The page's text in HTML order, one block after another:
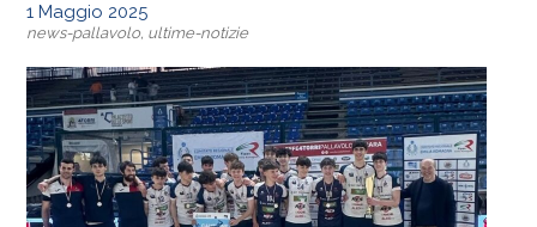
1 Maggio 2025
news-pallavolo, ultime-notizie